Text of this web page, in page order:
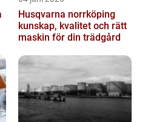
Husqvarna norrköping
kunskap, kvalitet och rätt
maskin för din trädgård